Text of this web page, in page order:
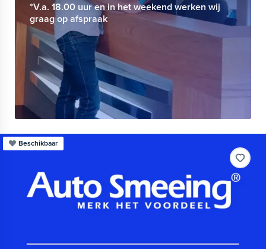
*V.a. 18.00 uur en in het weekend werken wij
graag op afspraak
Beschikbaar